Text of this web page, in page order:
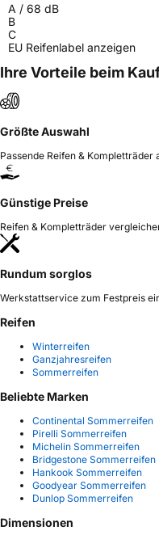
A / 68 dB
B
C
EU Reifenlabel anzeigen
Ihre Vorteile beim
Größte Auswahl
Passende Reifen & Kompletträder
Günstige Preise
Reifen & Kompletträder
Rundum sorglos
Werkstattservice zum Festpreis
Reifen
Winterreifen
Ganzjahresreifen
Sommerreifen
Beliebte Marken
Continental Sommerreifen
Pirelli Sommerreifen
Michelin Sommerreifen
Bridgestone Sommerreifen
Hankook Sommerreifen
Goodyear Sommerreifen
Dunlop Sommerreifen
Dimensionen